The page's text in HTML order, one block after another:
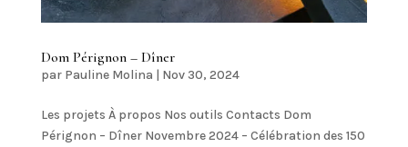
Dom Pérignon – Dîner
par Pauline Molina | Nov 30, 2024
Les projets À propos Nos outils Contacts Dom
Pérignon – Dîner Novembre 2024 – Célébration des 150